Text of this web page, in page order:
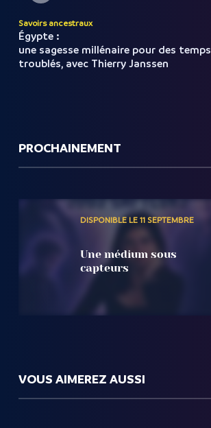
Savoirs ancestraux
Égypte :
une sagesse millénaire pour des temps
troublés, avec Thierry Janssen
PROCHAINEMENT
DISPONIBLE LE 11 SEPTEMBRE
Une médium sous
capteurs
VOUS AIMEREZ AUSSI